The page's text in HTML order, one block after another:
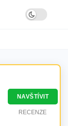
NAVŠTÍVIT
RECENZE